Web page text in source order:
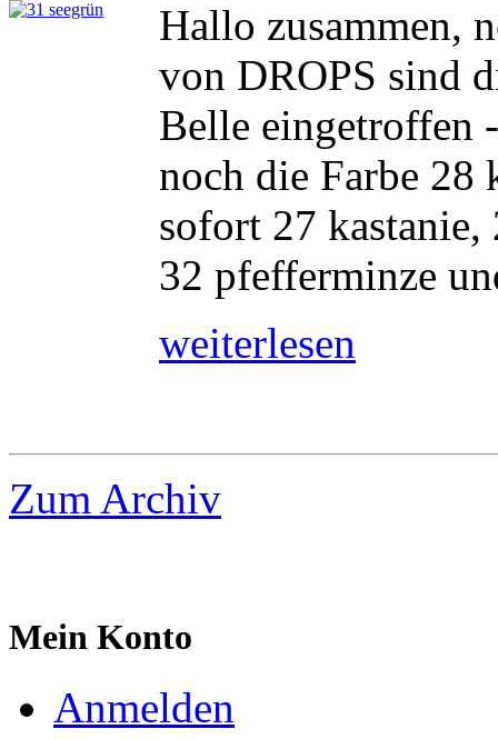
Hallo zusammen,
von DROPS sind
Belle eingetroffen
noch die Farbe 28
sofort 27 kastanie,
32 pfefferminze
weiterlesen
Zum Archiv
Mein Konto
Anmelden